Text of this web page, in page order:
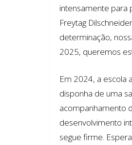
intensamente para
Freytag
determinação,
2025, queremos
Em 2024, a escola
disponha de uma
acompanhamento
desenvolvimento
segue firme.